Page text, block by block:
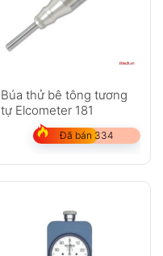
Búa thử bê tông tương
tự Elcometer 181
Đã bán 334